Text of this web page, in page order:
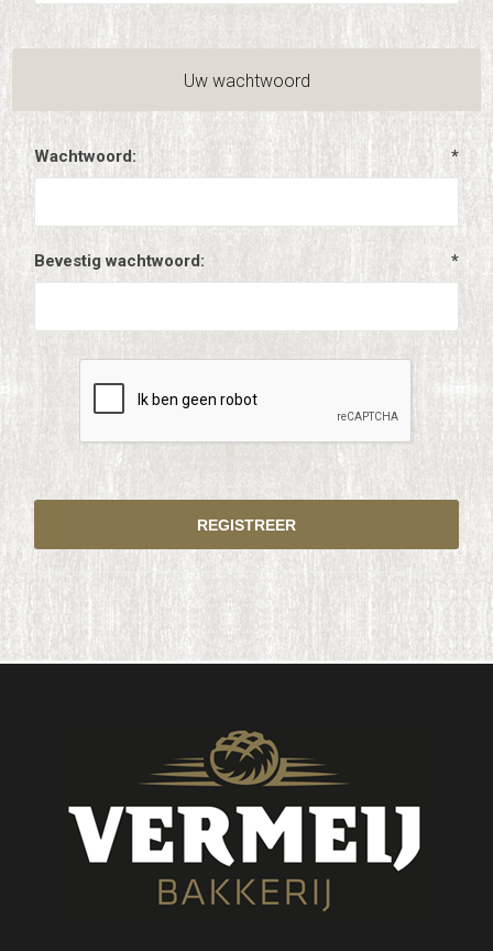
Uw wachtwoord
Wachtwoord: *
Bevestig wachtwoord: *